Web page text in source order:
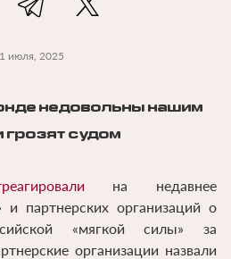
1 июля, 2025
недовольны нашим
грозят судом
на недавнее
и партнерских организаций о
«мягкой силы» за
организации назвали